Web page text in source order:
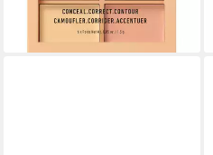
(15.706,67 €/ 1 kg)
lieferbar in 3 Wochen